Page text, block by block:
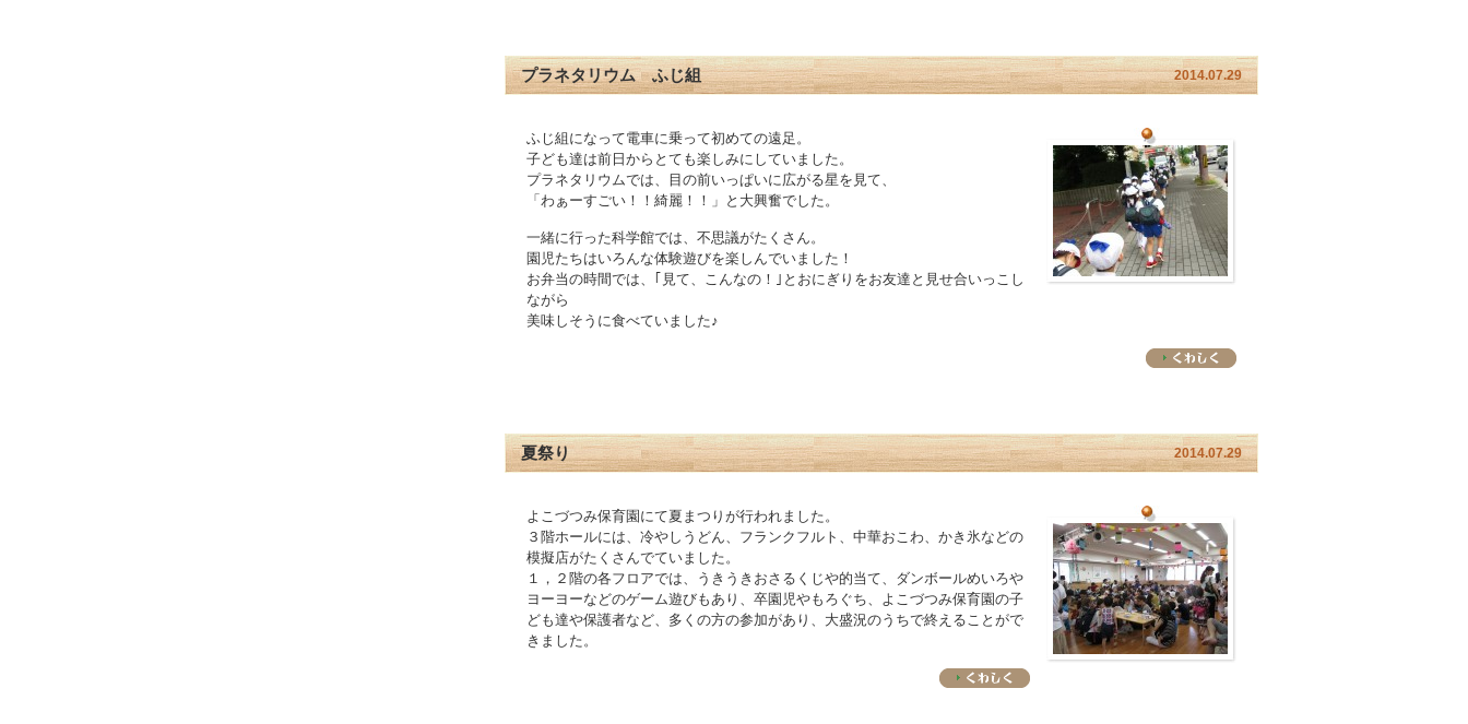
プラネタリウム ふじ組 2014.07.29
ふじ組になって電車に乗って初めての遠足。
子ども達は前日からとても楽しみにしていました。
プラネタリウムでは、目の前いっぱいに広がる星を見て、
「わぁーすごい！！綺麗！！」と大興奮でした。
一緒に行った科学館では、不思議がたくさん。
園児たちはいろんな体験遊びを楽しんでいました！
お弁当の時間では、｢見て、こんなの！｣とおにぎりをお友達と見せ合いっこし
ながら
美味しそうに食べていました♪
夏祭り 2014.07.29
よこづつみ保育園にて夏まつりが行われました。
３階ホールには、冷やしうどん、フランクフルト、中華おこわ、かき氷などの
模擬店がたくさんでていました。
１，２階の各フロアでは、うきうきおさるくじや的当て、ダンボールめいろや
ヨーヨーなどのゲーム遊びもあり、卒園児やもろぐち、よこづつみ保育園の子
ども達や保護者など、多くの方の参加があり、大盛況のうちで終えることがで
きました。